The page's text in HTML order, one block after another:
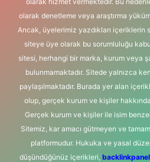
olarak denetleme veya araştırma
Ancak, üyelerimiz yazdıkları içeriklerin
siteye üye olarak bu sorumluluğu
sitesi, herhangi bir marka, kurum veya
bulunmamaktadır. Sitede yalnızca
paylaşılmaktadır. Burada yer alan
olup, gerçek kurum ve kişiler
Gerçek kurum ve kişiler ile isim
Sitemiz, kar amacı gütmeyen ve
platformudur. Hukuka ve yasal
düşündüğünüz içerikleri,